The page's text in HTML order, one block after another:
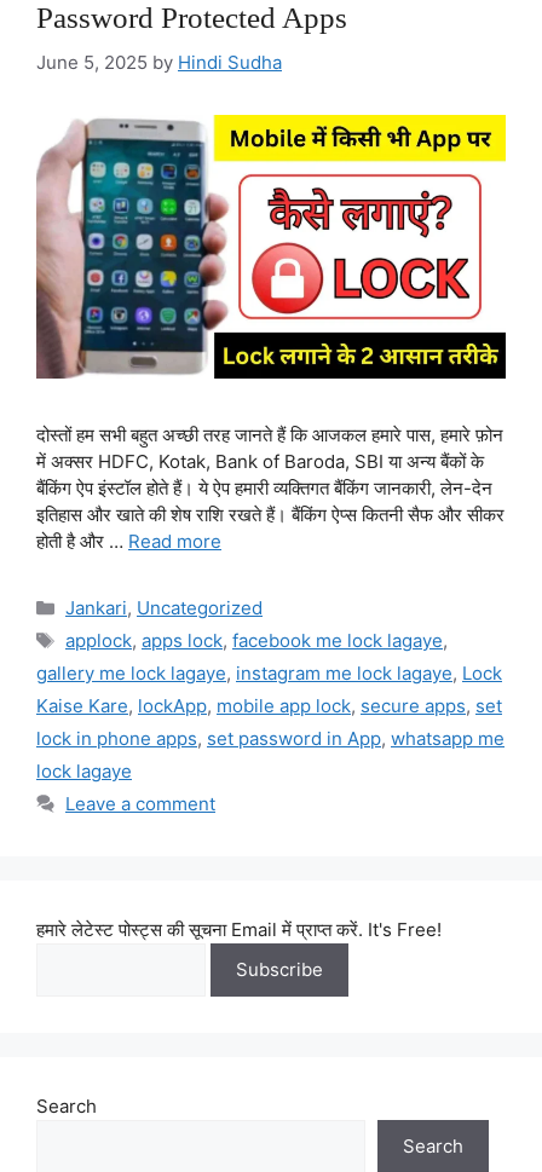
Password Protected Apps
June 5, 2025 by Hindi Sudha
दोस्तों हम सभी बहुत अच्छी तरह जानते हैं कि आजकल हमारे पास, हमारे फ़ोन
में अक्सर HDFC, Kotak, Bank of Baroda, SBI या अन्य बैंकों के
बैंकिंग ऐप इंस्टॉल होते हैं। ये ऐप हमारी व्यक्तिगत बैंकिंग जानकारी, लेन-देन
इतिहास और खाते की शेष राशि रखते हैं। बैंकिंग ऐप्स कितनी सैफ और सीकर
होती है और … Read more
Categories
Jankari, Uncategorized
Tags
applock, apps lock, facebook me lock lagaye,
gallery me lock lagaye, instagram me lock lagaye, Lock
Kaise Kare, lockApp, mobile app lock, secure apps, set
lock in phone apps, set password in App, whatsapp me
lock lagaye
Leave a comment
हमारे लेटेस्ट पोस्ट्स की सूचना Email में प्राप्त करें. It's Free!
Search
Search